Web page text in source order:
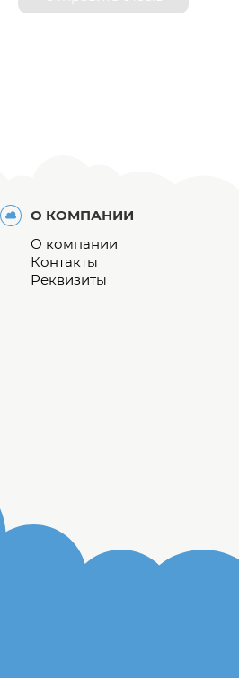
О КОМПАНИИ
О компании
Контакты
Реквизиты